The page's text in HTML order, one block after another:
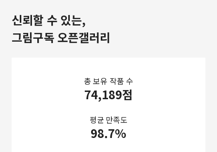
신뢰할 수 있는,
그림구독 오픈갤러리
총 보유 작품 수
74,189점
평균 만족도
98.7%